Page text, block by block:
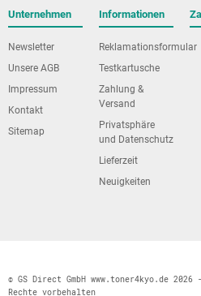
Unternehmen
Newsletter
Unsere AGB
Impressum
Kontakt
Sitemap
Informationen
Reklamationsformular
Testkartusche
Zahlung &
Versand
Privatsphäre
und Datenschutz
Lieferzeit
Neuigkeiten
© GS Direct GmbH www.toner4kyo.de
Rechte vorbehalten